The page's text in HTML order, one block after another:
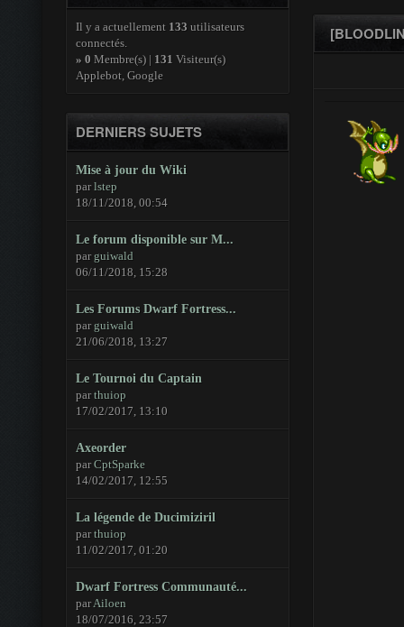
Il y a actuellement 133 utilisateurs
connectés.
» 0 Membre(s) | 131 Visiteur(s)
Applebot, Google
DERNIERS SUJETS
Mise à jour du Wiki
parlstep
18/11/2018, 00:54
Le forum disponible sur M...
par guiwald
06/11/2018, 15:28
Les Forums Dwarf Fortress...
par guiwald
21/06/2018, 13:27
Le Tournoi du Captain
parthuiop
17/02/2017, 13:10
Axeorder
parCptSparke
14/02/2017, 12:55
La légende de Ducimiziril
parthuiop
11/02/2017, 01:20
Dwarf Fortress Communauté...
parAiloen
18/07/2016, 23:57